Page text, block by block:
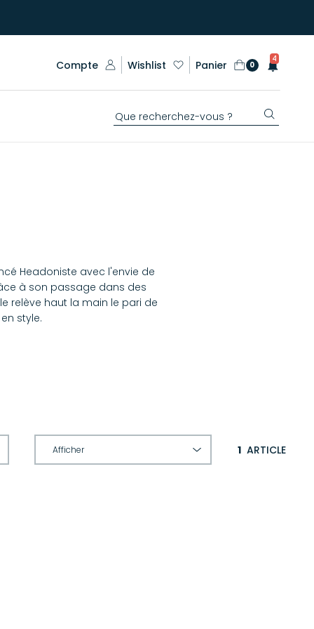
Compte Wishlist Panier 0
4
Headoniste avec l'envie de
à son passage dans des
relève haut la main le pari de
style.
1 ARTICLE